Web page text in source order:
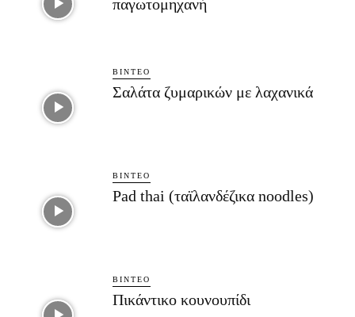
παγωτομηχανή
ΒΊΝΤΕΟ
Σαλάτα ζυμαρικών με λαχανικά
ΒΊΝΤΕΟ
Pad thai (ταϊλανδέζικα noodles)
ΒΊΝΤΕΟ
Πικάντικο κουνουπίδι